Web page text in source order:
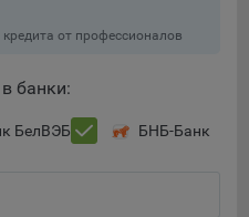
из которых хранятся во
cookie не позволяет
сайта, в том числе
сайта исходя из
от профессионалов
банки:
БелВЭБ БНБ-Банк